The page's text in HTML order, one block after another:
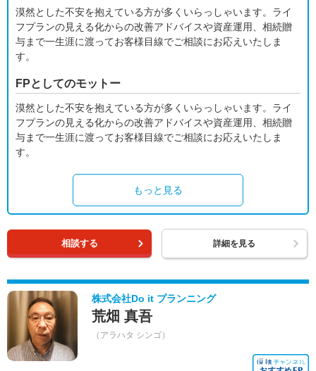
漠然とした不安を抱えている方が多くいらっしゃいます。ライ
フプランの見える化からの改善アドバイスや資産運用、相続贈
与まで一生涯に渡ってお客様目線でご相談にお応えいたしま
す。
FPとしてのモットー
漠然とした不安を抱えている方が多くいらっしゃいます。ライ
フプランの見える化からの改善アドバイスや資産運用、相続贈
与まで一生涯に渡ってお客様目線でご相談にお応えいたしま
す。
もっと見る
相談する 詳細を見る
株式会社Do it プランニング
荒畑 真吾
（アラハタ シンゴ）